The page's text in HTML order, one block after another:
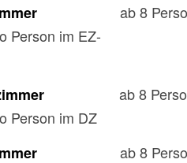
ab 8
Person im EZ-
ab 8
Person im DZ
ab 8